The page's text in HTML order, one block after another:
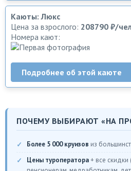
Каюты: Люкс
Цена за взрослого: 208790 ₽/
Номера кают:
Подробнее об этой каюте
ПОЧЕМУ ВЫБИРАЮТ «НА
Более 5 000 круизов из
Цены туроператора+ все